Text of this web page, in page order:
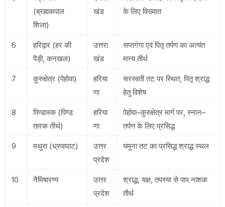
(ब्रह्मकपाल
शिला)
खंड
के लिए विख्यात
6
हरिद्वार (हर की
पैड़ी, कनखल)
उत्तरा
खंड
सप्तगंगा एवं पितृ तर्पण का अत्यंत
मान्य तीर्थ
7 कुरुक्षेत्र (पेहोवा)
हरिया
णा
सरस्वती तट पर स्थित, पितृ श्राद्ध
हेतु विशेष
8
पिण्डास्क (पिण्ड
तारक तीर्थ)
हरिया
णा
पेहोवा–कुरुक्षेत्र मार्ग पर, स्नान–
तर्पण के लिए प्रसिद्ध
9 मथुरा (ध्रुवघाट)
उत्तर
प्रदेश
यमुना तट का प्रसिद्ध श्राद्ध स्थल
10 नैमिषारण्य
उत्तर
प्रदेश
श्राद्ध, यज्ञ, तपस्या से पाप नाशक
तीर्थ